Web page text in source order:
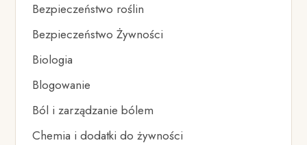
Bezpieczeństwo roślin
Bezpieczeństwo Żywności
Biologia
Blogowanie
Ból i zarządzanie bólem
Chemia i dodatki do żywności